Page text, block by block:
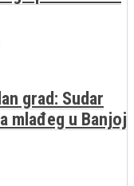
grad: Sudar
mlađeg u Banjoj